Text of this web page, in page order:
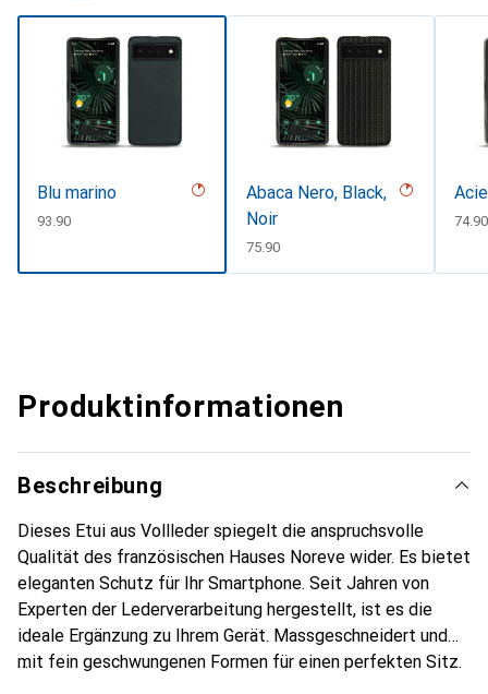
Blu marino
CHF
93.90
Abaca Nero, Black,
Noir
CHF
75.90
CHF
74.90
Produktinformationen
Beschreibung
Dieses Etui aus Vollleder spiegelt die anspruchsvolle
Qualität des französischen Hauses Noreve wider. Es bietet
eleganten Schutz für Ihr Smartphone. Seit Jahren von
Experten der Lederverarbeitung hergestellt, ist es die
ideale Ergänzung zu Ihrem Gerät. Massgeschneidert und
mit fein geschwungenen Formen für einen perfekten Sitz.